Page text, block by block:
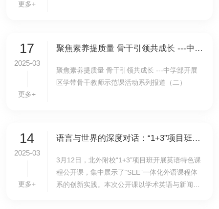
更多+
17
2025-03
更多+
聚焦素养提质量 骨干引领共成长 ---中学部开展区学带骨干教师示范课活动系列报道（二）
聚焦素养提质量 骨干引领共成长 ---中学部开展
区学带骨干教师示范课活动系列报道（二）
14
2025-03
更多+
语言与世界的深度对话：“1+3”项目班开展英语特色课程公开课
3月12日，北外附校“1+3”项目班开展英语特色课
程公开课，集中展示了“SEE”一体化外语课程体
系的创新实践。本次公开课以学术英语与新闻英